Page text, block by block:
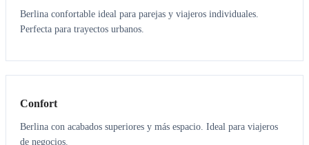
Berlina confortable ideal para parejas y viajeros individuales.
Perfecta para trayectos urbanos.
3 3
Confort
Berlina con acabados superiores y más espacio. Ideal para viajeros
de negocios.